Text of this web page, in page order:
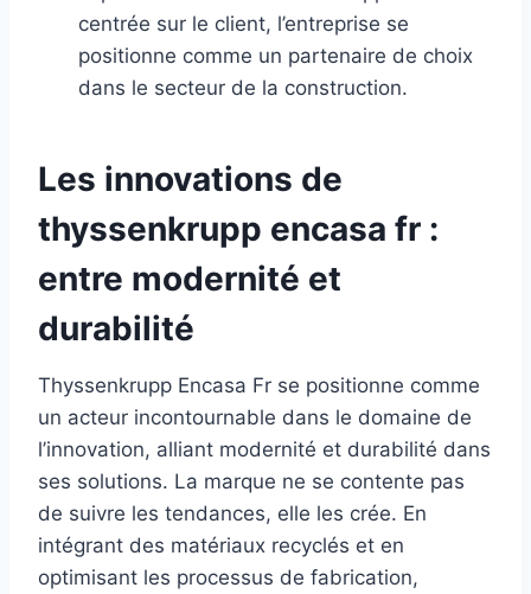
centrée sur le client, l’entreprise se
positionne comme un partenaire de choix
dans le secteur de la construction.
Les innovations de
thyssenkrupp encasa fr :
entre modernité et
durabilité
Thyssenkrupp Encasa Fr se positionne comme
un acteur incontournable dans le domaine de
l’innovation, alliant modernité et durabilité dans
ses solutions. La marque ne se contente pas
de suivre les tendances, elle les crée. En
intégrant des matériaux recyclés et en
optimisant les processus de fabrication,